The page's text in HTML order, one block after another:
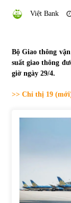
Việt Bank
Bộ Giao thông
suất giao thông
giờ ngày 29/4.
>> Chỉ thị 19